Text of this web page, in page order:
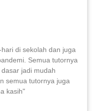
di sekolah dan juga
Semua tutornya
jadi mudah
semua tutornya juga
kasih"